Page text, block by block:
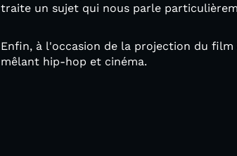
traite un sujet qui nous parle
Enfin, à l'occasion de la projection du
mêlant hip-hop et cinéma.